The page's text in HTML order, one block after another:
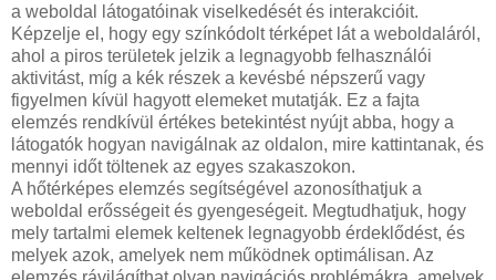
a weboldal látogatóinak viselkedését és interakcióit.
Képzelje el, hogy egy színkódolt térképet lát a weboldaláról,
ahol a piros területek jelzik a legnagyobb felhasználói
aktivitást, míg a kék részek a kevésbé népszerű vagy
figyelmen kívül hagyott elemeket mutatják. Ez a fajta
elemzés rendkívül értékes betekintést nyújt abba, hogy a
látogatók hogyan navigálnak az oldalon, mire kattintanak, és
mennyi időt töltenek az egyes szakaszokon.
A hőtérképes elemzés segítségével azonosíthatjuk a
weboldal erősségeit és gyengeségeit. Megtudhatjuk, hogy
mely tartalmi elemek keltenek legnagyobb érdeklődést, és
melyek azok, amelyek nem működnek optimálisan. Az